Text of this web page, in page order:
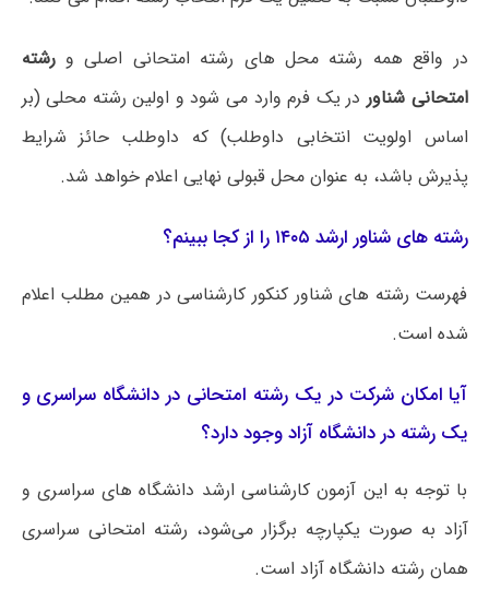
در واقع همه رشته محل های رشته امتحانی اصلی و رشته
امتحانی شناوردر یک فرم وارد می شود و اولین رشته محلی (بر
اساس اولویت انتخابی داوطلب) که داوطلب حائز شرایط
پذیرش باشد، به عنوان محل قبولی نهایی اعلام خواهد شد.
رشته های شناور ارشد ۱۴۰۵ را از کجا ببینم؟
فهرست رشته های شناور کنکور کارشناسی در همین مطلب اعلام
شده است.
آیا امکان شرکت در یک رشته امتحانی در دانشگاه سراسری و
یک رشته در دانشگاه آزاد وجود دارد؟
با توجه به این آزمون کارشناسی ارشد دانشگاه های سراسری و
آزاد به صورت یکپارچه برگزار می‌شود، رشته امتحانی سراسری
همان رشته دانشگاه آزاد است.